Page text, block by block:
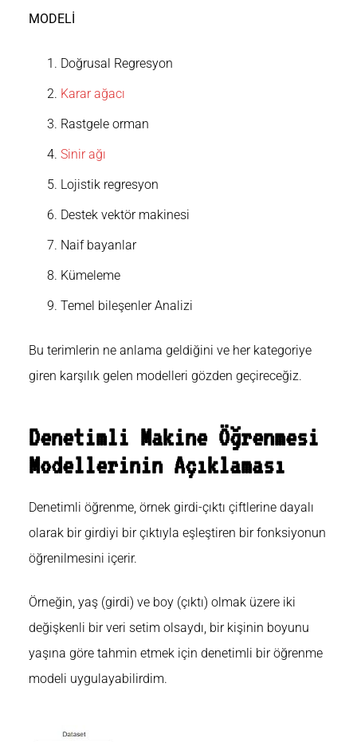
MODELİ
Doğrusal Regresyon
Karar ağacı
Rastgele orman
Sinir ağı
Lojistik regresyon
Destek vektör makinesi
Naif bayanlar
Kümeleme
Temel bileşenler Analizi
Bu terimlerin ne anlama geldiğini ve her kategoriye
giren karşılık gelen modelleri gözden geçireceğiz.
Denetimli Makine Öğrenmesi
Modellerinin Açıklaması
Denetimli öğrenme, örnek girdi-çıktı çiftlerine dayalı
olarak bir girdiyi bir çıktıyla eşleştiren bir fonksiyonun
öğrenilmesini içerir.
Örneğin, yaş (girdi) ve boy (çıktı) olmak üzere iki
değişkenli bir veri setim olsaydı, bir kişinin boyunu
yaşına göre tahmin etmek için denetimli bir öğrenme
modeli uygulayabilirdim.